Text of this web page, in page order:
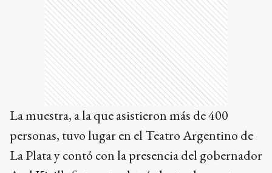
La muestra, a la que asistieron más de 400
personas, tuvo lugar en el Teatro Argentino de
La Plata y contó con la presencia del gobernador